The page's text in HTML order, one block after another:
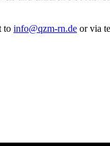
to info@qzm-rn.de or via